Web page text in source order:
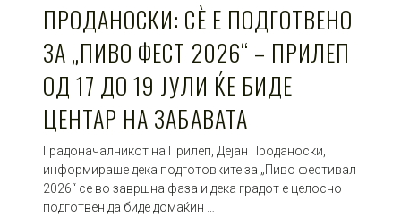
ПРОДАНОСКИ: СÈ Е ПОДГОТВЕНО
ЗА „ПИВО ФЕСТ 2026“ – ПРИЛЕП
ОД 17 ДО 19 ЈУЛИ ЌЕ БИДЕ
ЦЕНТАР НА ЗАБАВАТА
Градоначалникот на Прилеп, Дејан Проданоски,
информираше дека подготовките за „Пиво фестивал
2026“ се во завршна фаза и дека градот е целосно
подготвен да биде домаќин …